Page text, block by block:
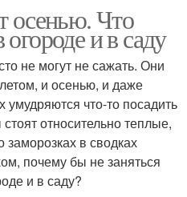
осенью. Что
и в саду
не могут не сажать. Они
и осенью, и даже
что-то посадить
относительно теплые,
заморозках в сводках
почему бы не заняться
и в саду?